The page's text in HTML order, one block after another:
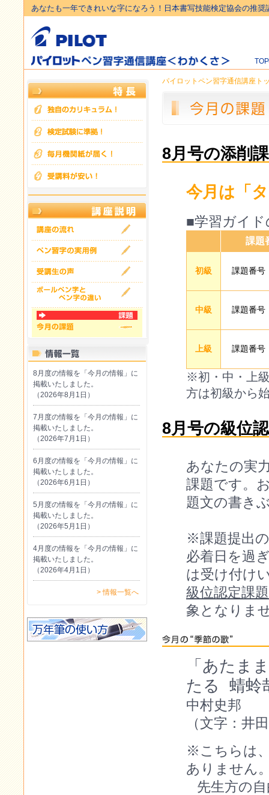
あなたも一年できれいな字になろう！日本書写技能検定協会の推奨
パイロットペン習字通信講座ト
8月号の添削
今月は「
■学習ガイ
課題
初級 課題番号
中級 課題番号
上級 課題番号
※初・中・上
方は初級から
8月号の級位
あなたの実
課題です。
題文の書き
※課題提出
必着日を過
は受け付け
級位認定課題
象となりま
「あたま
たる 蜻
中村史邦
（文字：井
※こちらは
ありません
先生方の
8月度の情報を「今月の情報」に
掲載いたしました。
（2026年8月1日）
7月度の情報を「今月の情報」に
掲載いたしました。
（2026年7月1日）
6月度の情報を「今月の情報」に
掲載いたしました。
（2026年6月1日）
5月度の情報を「今月の情報」に
掲載いたしました。
（2026年5月1日）
4月度の情報を「今月の情報」に
掲載いたしました。
（2026年4月1日）
> 情報一覧へ